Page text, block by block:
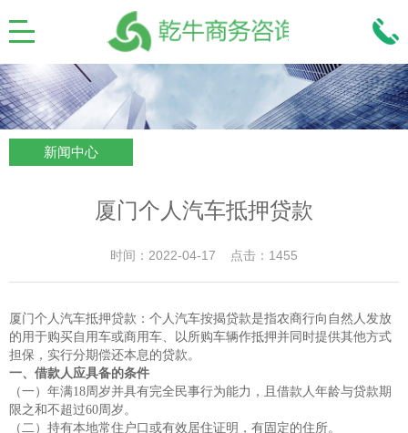
新闻中心
厦门个人汽车抵押贷款
时间：2022-04-17 点击：1455
厦门个人汽车抵押贷款：个人汽车按揭贷款是指农商行向自然人发放
的用于购买自用车或商用车、以所购车辆作抵押并同时提供其他方式
担保，实行分期偿还本息的贷款。
一、借款人应具备的条件
（一）年满18周岁并具有完全民事行为能力，且借款人年龄与贷款期
限之和不超过60周岁。
（二）持有本地常住户口或有效居住证明，有固定的住所。